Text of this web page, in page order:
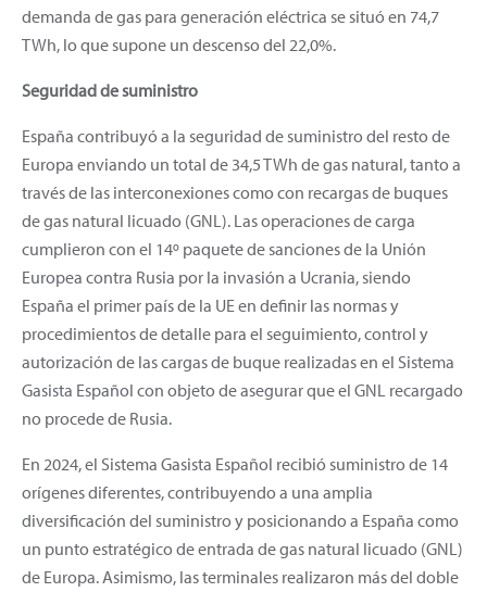
demanda de gas para generación eléctrica se situó en 74,7
TWh, lo que supone un descenso del 22,0%.
Seguridad de suministro
España contribuyó a la seguridad de suministro del resto de
Europa enviando un total de 34,5 TWh de gas natural, tanto a
través de las interconexiones como con recargas de buques
de gas natural licuado (GNL). Las operaciones de carga
cumplieron con el 14º paquete de sanciones de la Unión
Europea contra Rusia por la invasión a Ucrania, siendo
España el primer país de la UE en definir las normas y
procedimientos de detalle para el seguimiento, control y
autorización de las cargas de buque realizadas en el Sistema
Gasista Español con objeto de asegurar que el GNL recargado
no procede de Rusia.
En 2024, el Sistema Gasista Español recibió suministro de 14
orígenes diferentes, contribuyendo a una amplia
diversificación del suministro y posicionando a España como
un punto estratégico de entrada de gas natural licuado (GNL)
de Europa. Asimismo, las terminales realizaron más del doble